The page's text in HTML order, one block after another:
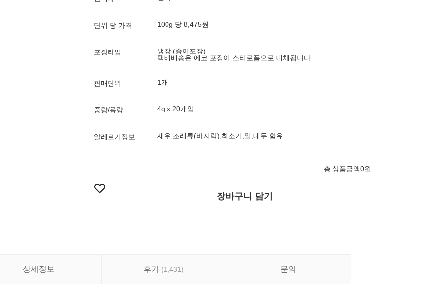
단위 당 가격 100g 당 8,475원
포장타입
냉장 (종이포장)
택배배송은 에코 포장이 스티로폼으로 대체됩니다.
판매단위 1개
중량/용량 4g x 20개입
알레르기정보
총 상품금액0원
장바구니 담기
상세정보 후기 (1,431) 문의